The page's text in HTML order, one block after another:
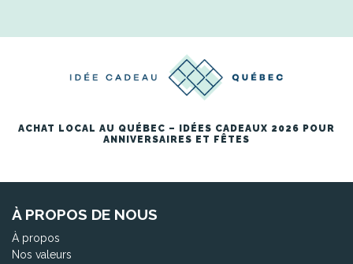
ACHAT LOCAL AU QUÉBEC – IDÉES CADEAUX 2026 POUR
ANNIVERSAIRES ET FÊTES
À PROPOS DE NOUS
À propos
Nos valeurs